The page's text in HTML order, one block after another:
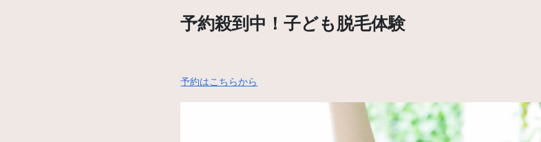
予約殺到中！子ども脱毛体験
予約はこちらから